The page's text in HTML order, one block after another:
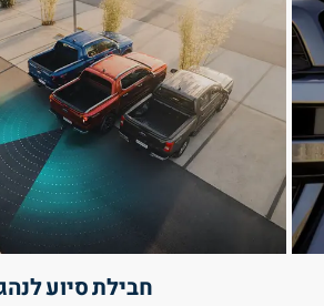
חבילת סיוע